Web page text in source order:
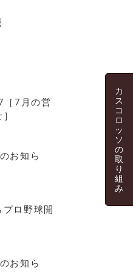
カ
ス
コ
ロ
ッ
ソ
の
取
り
組
み
7月の営
お知ら
ロ野球開
お知ら